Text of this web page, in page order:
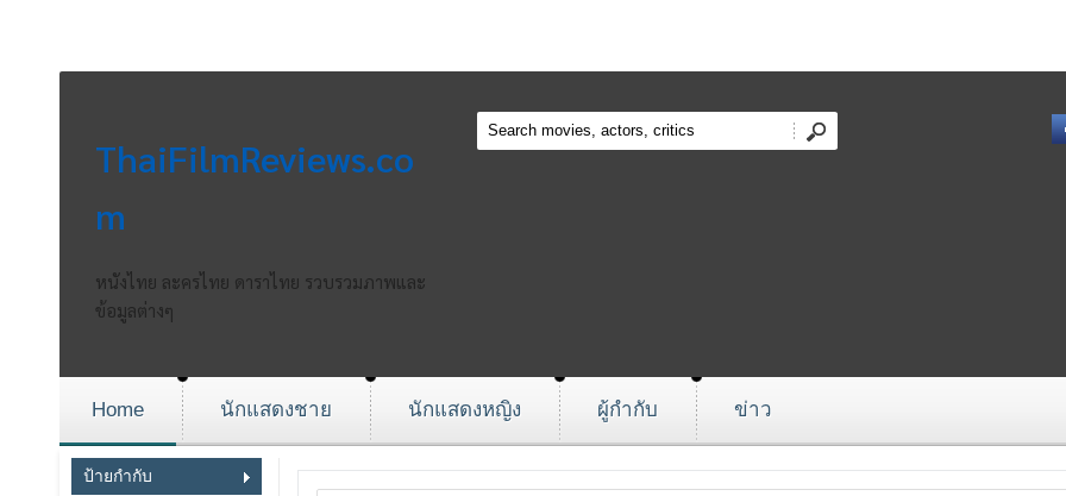
ThaiFilmReviews.co
m
หนังไทย ละครไทย ดาราไทย รวบรวมภาพและ
ข้อมูลต่างๆ
Home นักแสดงชาย นักแสดงหญิง ผู้กำกับ ข่าว
ป้ายกำกับ